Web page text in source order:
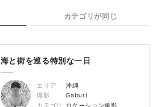
カテゴリが同じ
海と街を巡る特別な一日
エリア
沖縄
撮影
Gaburi
カテゴリ
ロケーション撮影